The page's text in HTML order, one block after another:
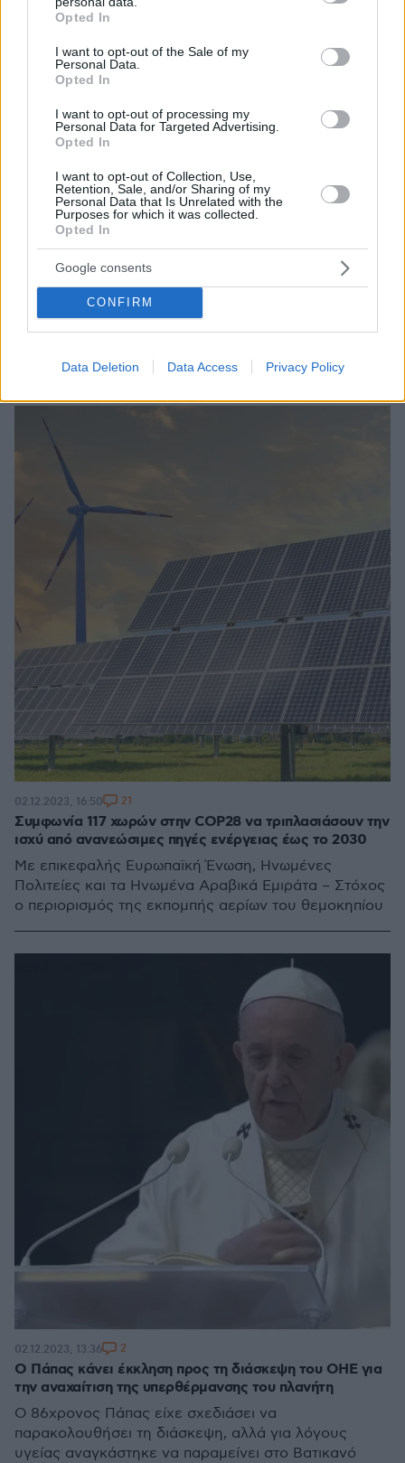
grant or deny consent to Google and its third-party tags to
use your data for below specified purposes in below Google
consent section.
Opted In
I want to opt-out of the Sale of my
Personal Data.
Opted In
I want to opt-out of processing my
Personal Data for Targeted Advertising.
Opted In
I want to opt-out of Collection, Use,
Retention, Sale, and/or Sharing of my
Personal Data that Is Unrelated with the
Purposes for which it was collected.
Opted In
Google consents
CONFIRM
Data Deletion Data Access Privacy Policy
Ο Σολτς ακύρωσε το ταξίδι του Χάμπεκ στην COP28
λόγω της συζήτησης για τον προϋπολογισμό του 2024
Επείγουν οι διαβουλεύσεις για την αντιμετώπιση της
δημοσιονομικής κρίσης στη χώρα, σύμφωνα με το
υπουργείο Οικονομίας
Συμφωνία 117 χωρών στην COP28 να τριπλασιάσουν την
ισχύ από ανανεώσιμες πηγές ενέργειας έως το 2030
Με επικεφαλής Ευρωπαϊκή Ένωση, Ηνωμένες
Πολιτείες και τα Ηνωμένα Αραβικά Εμιράτα – Στόχος
ο περιορισμός της εκπομπής αερίων του θεμοκηπίου
02.12.2023, 16:50 21
Ο Πάπας κάνει έκκληση προς τη διάσκεψη του ΟΗΕ για
την αναχαίτιση της υπερθέρμανσης του πλανήτη
Ο 86χρονος Πάπας είχε σχεδιάσει να
παρακολουθήσει τη διάσκεψη, αλλά για λόγους
υγείας αναγκάστηκε να παραμείνει στο Βατικανό
02.12.2023, 13:36 2